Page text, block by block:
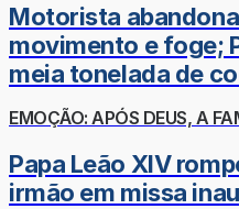
Motorista
movimento e foge;
meia tonelada de
EMOÇÃO: APÓS DEUS, A
Papa Leão XIV
irmão em missa